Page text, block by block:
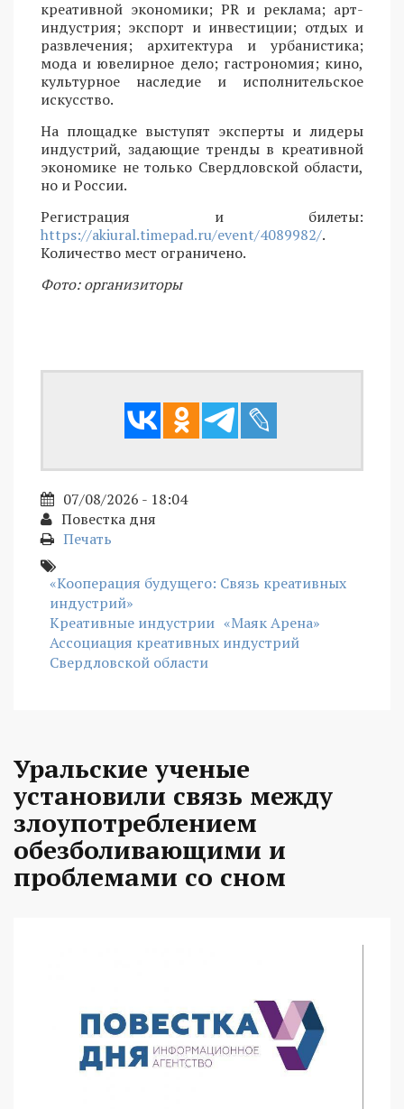
креативной экономики; PR и реклама; арт-
индустрия; экспорт и инвестиции; отдых и
развлечения; архитектура и урбанистика;
мода и ювелирное дело; гастрономия; кино,
культурное наследие и исполнительское
искусство.
На площадке выступят эксперты и лидеры
индустрий, задающие тренды в креативной
экономике не только Свердловской области,
но и России.
Регистрация и билеты:
https://akiural.timepad.ru/event/4089982/.
Количество мест ограничено.
Фото: организиторы
07/08/2026 - 18:04
Повестка дня
Печать
«Кооперация будущего: Связь креативных
индустрий»
Креативные индустрии «Маяк Арена»
Ассоциация креативных индустрий
Свердловской области
Уральские ученые
установили связь между
злоупотреблением
обезболивающими и
проблемами со сном